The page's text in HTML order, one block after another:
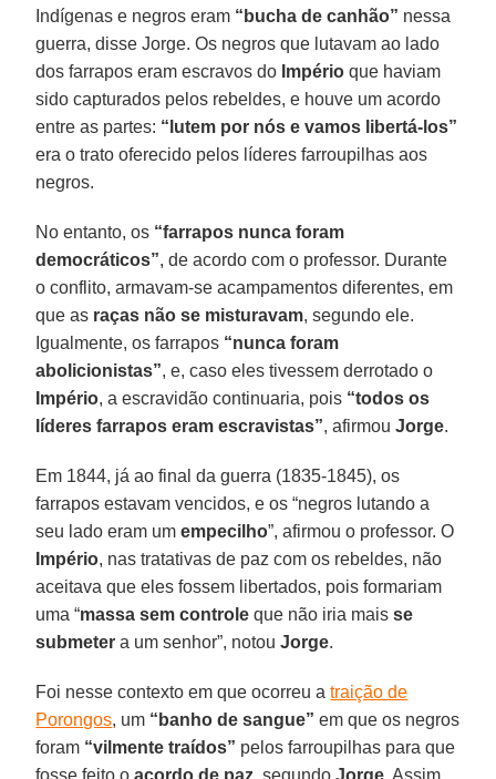
Indígenas e negros eram “bucha de canhão” nessa
guerra, disse Jorge. Os negros que lutavam ao lado
dos farrapos eram escravos do Império que haviam
sido capturados pelos rebeldes, e houve um acordo
entre as partes: “lutem por nós e vamos libertá-los”
era o trato oferecido pelos líderes farroupilhas aos
negros.
No entanto, os “farrapos nunca foram
democráticos”, de acordo com o professor. Durante
o conflito, armavam-se acampamentos diferentes, em
que as raças não se misturavam, segundo ele.
Igualmente, os farrapos “nunca foram
abolicionistas”, e, caso eles tivessem derrotado o
Império, a escravidão continuaria, pois “todos os
líderes farrapos eram escravistas”, afirmouJorge.
Em 1844, já ao final da guerra (1835-1845), os
farrapos estavam vencidos, e os “negros lutando a
seu lado eram umempecilho”, afirmou o professor. O
Império, nas tratativas de paz com os rebeldes, não
aceitava que eles fossem libertados, pois formariam
uma “massa sem controle que não iria mais se
submeter a um senhor”, notouJorge.
Foi nesse contexto em que ocorreu atraição de
Porongos, um “banho de sangue” em que os negros
foram “vilmente traídos” pelos farroupilhas para que
fosse feito oacordo de paz, segundoJorge. Assim,